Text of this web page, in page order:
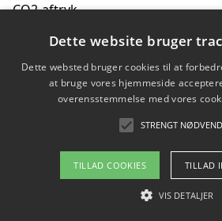
CO2-aftryk
Hvordan nyheder om CO2-
hverdag
Om / kontakt
Blog
Dette website bruger
Dette websted bruger cookies til at
at bruge vores hjemmeside
overensstemmelse med vores
STRENGT
TILLAD COOKIES TILLAD
VIS DETALJER